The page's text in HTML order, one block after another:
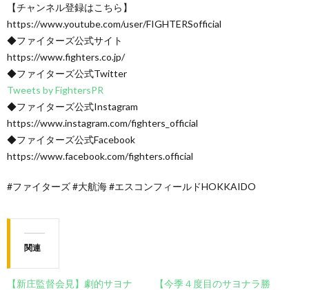
【チャンネル登録はこちら】
https://www.youtube.com/user/FIGHTERSofficial
◆ファイターズ公式サイト
https://www.fighters.co.jp/
◆ファイターズ公式Twitter
Tweets by FightersPR
◆ファイターズ公式Instagram
https://www.instagram.com/fighters_official
◆ファイターズ公式Facebook
https://www.facebook.com/fighters.official
#ファイターズ #大航海 #エスコンフィールドHOKKAIDO
関連
【新庄監督会見】劇的サヨナ
【今季４度目のサヨナラ勝